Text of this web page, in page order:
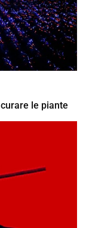
le piante